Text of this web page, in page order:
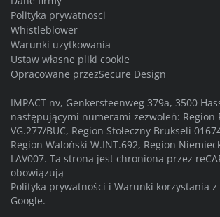
Polityka prywatnosci
Whistleblower
Warunki uzytkowania
Ustaw własne pliki cookie
Opracowane przezSecure Design
IMPACT nv, Genkersteenweg 379a, 3500
następującymi numerami zezwoleń: Region
VG.277/BUC, Region Stołeczny Brukseli
Region Waloński W.INT.692, Region
LAV007. Ta strona jest chroniona przez
obowiązują
Polityka prywatności i Warunki korzystania z
Google.